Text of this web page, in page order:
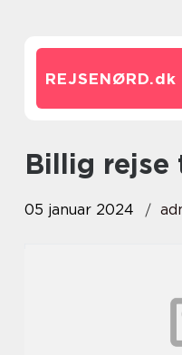
REJSENØRD.dk
billig
05 januar 2024